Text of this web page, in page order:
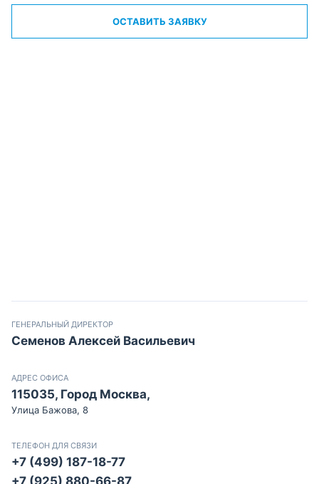
ОСТАВИТЬ ЗАЯВКУ
ГЕНЕРАЛЬНЫЙ ДИРЕКТОР
Семенов Алексей Васильевич
АДРЕС ОФИСА
115035, Город Москва,
Улица Бажова, 8
ТЕЛЕФОН ДЛЯ СВЯЗИ
+7 (499) 187-18-77
+7 (925) 880-66-87